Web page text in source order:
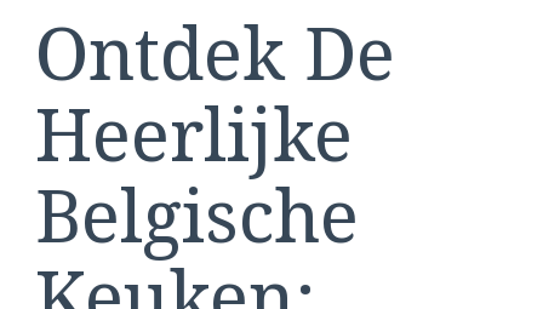
Ontdek De
Heerlijke
Belgische